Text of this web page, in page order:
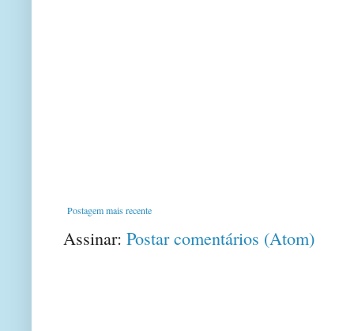
Postagem mais recente
Assinar: Postar comentários (Atom)